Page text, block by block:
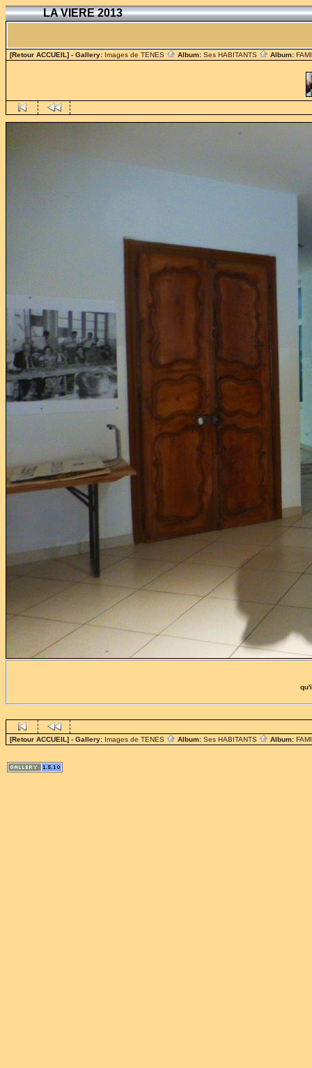
LA VIERE 2013
[Retour ACCUEIL] - Gallery: Images de TENES Album: Ses HABITANTS Album:
[Retour ACCUEIL] - Gallery: Images de TENES Album: Ses HABITANTS Album: